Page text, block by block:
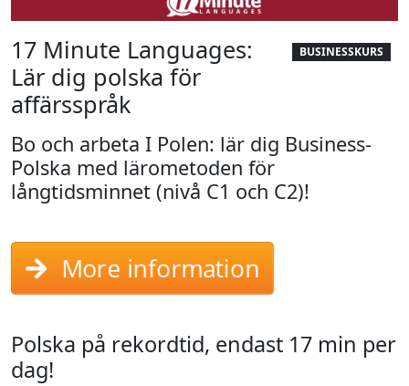
BUSINESSKURS
17 Minute Languages:
Lär dig polska för
affärsspråk
Bo och arbeta I Polen: lär dig Business-
Polska med lärometoden för
långtidsminnet (nivå C1 och C2)!
More information
Polska på rekordtid, endast 17 min per
dag!